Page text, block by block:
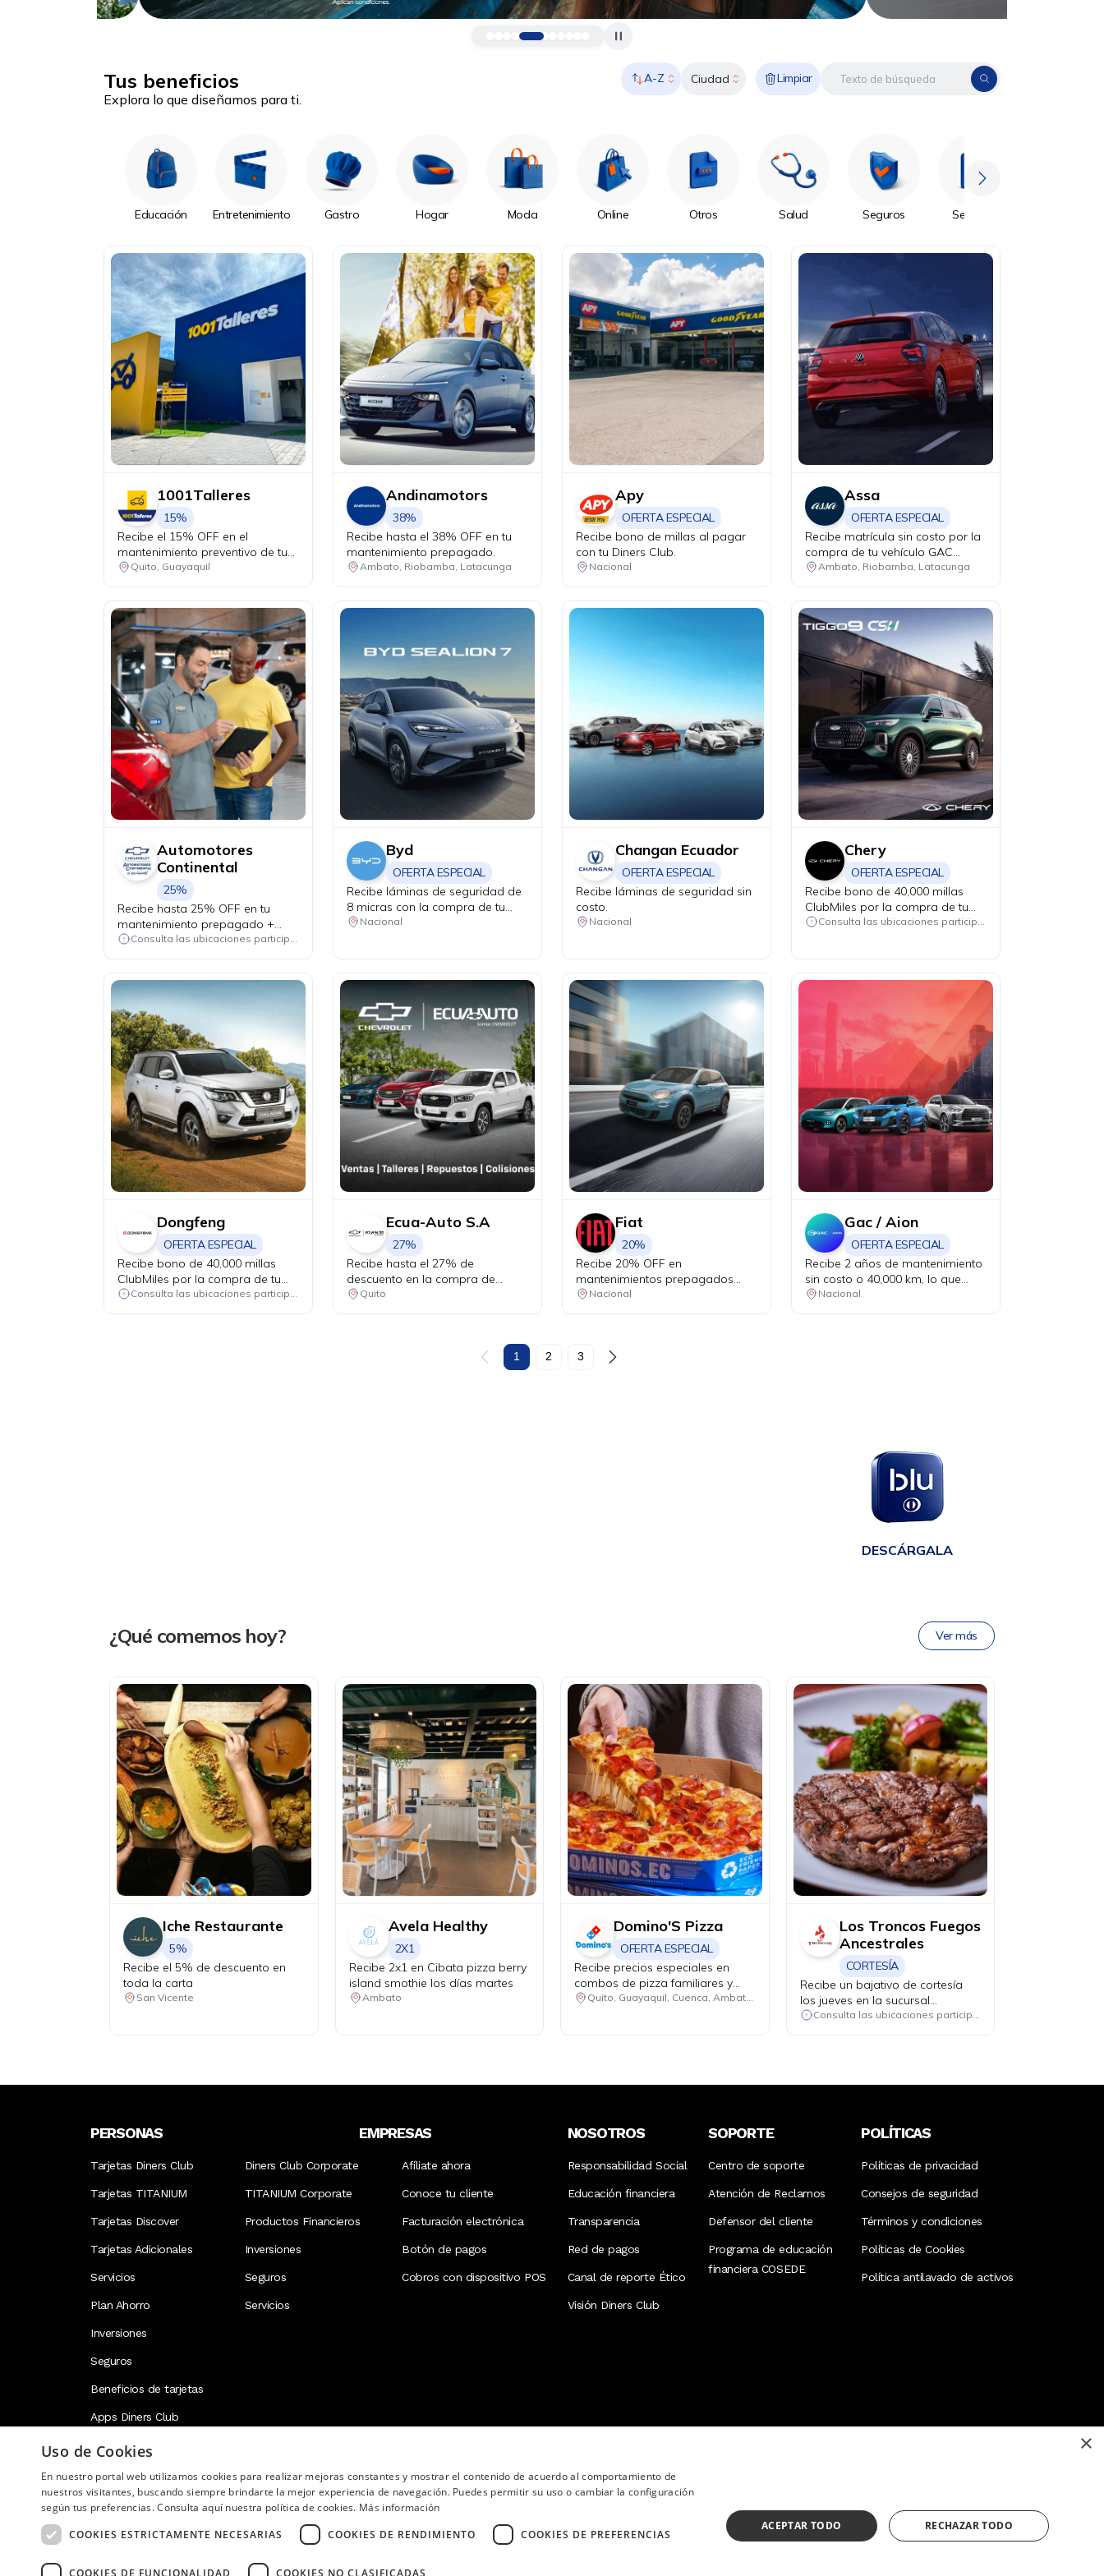
Tus beneficios
Explora lo que diseñamos para ti.
A-Z Ciudad Limpiar
Educación Entretenimiento Gastro Hogar Moda Online Otros Salud Seguros Servicios
1001Talleres
15%
Recibe el 15% OFF en el
mantenimiento preventivo de tu
vehículo + chequeo de 20 puntos
Quito, Guayaquil
Andinamotors
38%
Recibe hasta el 38% OFF en tu
mantenimiento prepagado.
Ambato, Riobamba, Latacunga
Apy
OFERTA ESPECIAL
Recibe bono de millas al pagar
con tu Diners Club.
Nacional
Assa
OFERTA ESPECIAL
Recibe matrícula sin costo por la
compra de tu vehículo GAC
modelo GS4 Hybrid.
Ambato, Riobamba, Latacunga
Automotores
Continental
25%
Recibe hasta 25% OFF en tu
mantenimiento prepagado +
alineación y balanceo de
Consulta las ubicaciones participantes
Byd
OFERTA ESPECIAL
Recibe láminas de seguridad de
8 micras con la compra de tu
Yuan Pro DM-i.
Nacional
Changan Ecuador
OFERTA ESPECIAL
Recibe láminas de seguridad sin
costo.
Nacional
Chery
OFERTA ESPECIAL
Recibe bono de 40,000 millas
ClubMiles por la compra de tu
nuevo Chery CSH Tiggo 7, TiggoConsulta las ubicaciones participantes
Dongfeng
OFERTA ESPECIAL
Recibe bono de 40,000 millas
ClubMiles por la compra de tu
nuevo Dongfeng Paladin y Z9
Consulta las ubicaciones participantes
Ecua-Auto S.A
27%
Recibe hasta el 27% de
descuento en la compra de
repuestos originales Chevrolet y
correas). Recibe beneficios
exclusivos en talleres: • Cambio
Quito
Fiat
20%
Recibe 20% OFF en
mantenimientos prepagados
para tu Fiat.
Nacional
Gac / Aion
OFERTA ESPECIAL
Recibe 2 años de mantenimiento
sin costo o 40,000 km, lo que
ocurra primero. Aplica en la
Nacional
1 2 3
DESCÁRGALA
¿Qué comemos hoy? Ver más
Iche Restaurante
5%
Recibe el 5% de descuento en
toda la carta
San Vicente
Avela Healthy
2X1
Recibe 2x1 en Cibata pizza berry
island smothie los días martes
Ambato
Domino'S Pizza
OFERTA ESPECIAL
Recibe precios especiales en
combos de pizza familiares y
medianos. Promoción 1: 2 pizzas
Quito, Guayaquil, Cuenca, Ambato, Santo Domingo
Los Troncos Fuegos
Ancestrales
CORTESÍA
Recibe un bajativo de cortesía
los jueves en la sucursal
Quicentro.
Consulta las ubicaciones participantes
PERSONAS
Tarjetas Diners Club
Tarjetas TITANIUM
Tarjetas Discover
Tarjetas Adicionales
Servicios
Plan Ahorro
Inversiones
Seguros
Beneficios de tarjetas
Apps Diners Club
EMPRESAS
Diners Club Corporate
TITANIUM Corporate
Productos Financieros
Inversiones
Seguros
Servicios
Afíliate ahora
Conoce tu cliente
Facturación electrónica
Botón de pagos
Cobros con dispositivo POS
NOSOTROS
Responsabilidad Social
Educación financiera
Transparencia
Red de pagos
Canal de reporte Ético
Visión Diners Club
SOPORTE
Centro de soporte
Atención de Reclamos
Defensor del cliente
Programa de educación
financiera COSEDE
POLÍTICAS
Políticas de privacidad
Consejos de seguridad
Términos y condiciones
Políticas de Cookies
Política antilavado de activos
Image
¿Necesitas ayuda?
(02) 298 1300
×
Uso de Cookies
En nuestro portal web utilizamos cookies para realizar mejoras constantes y mostrar el contenido de acuerdo al comportamiento de
nuestros visitantes, buscando siempre brindarte la mejor experiencia de navegación. Puedes permitir su uso o cambiar la configuración
según tus preferencias. Consulta aquí nuestra política de cookies. Más información
COOKIES ESTRICTAMENTE NECESARIAS
COOKIES DE RENDIMIENTO COOKIES DE PREFERENCIAS
COOKIES DE FUNCIONALIDAD COOKIES NO CLASIFICADAS
ACEPTAR TODO RECHAZAR TODO